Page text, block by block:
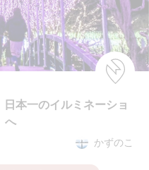
日本一のイルミネーショ
へ
かずのこ